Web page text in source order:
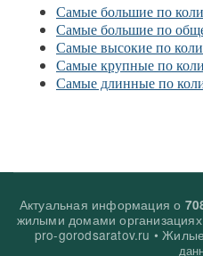
Самые большие по
Самые большие по
Самые высокие по
Самые крупные по
Самые длинные по
Актуальная информация о
жилыми домами
pro-gorodsaratov.ru •